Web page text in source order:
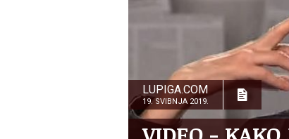
LUPIGA.COM
19. SVIBNJA 2019.